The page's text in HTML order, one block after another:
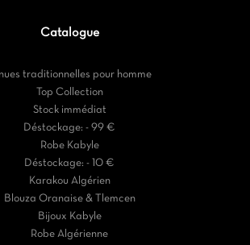
Catalogue
traditionnelles pour homme
Top Collection
Stock immédiat
Déstockage: - 99 €
Robe Kabyle
Déstockage: - 10 €
Karakou Algérien
Blouza Oranaise & Tlemcen
Bijoux Kabyle
Robe Algérienne